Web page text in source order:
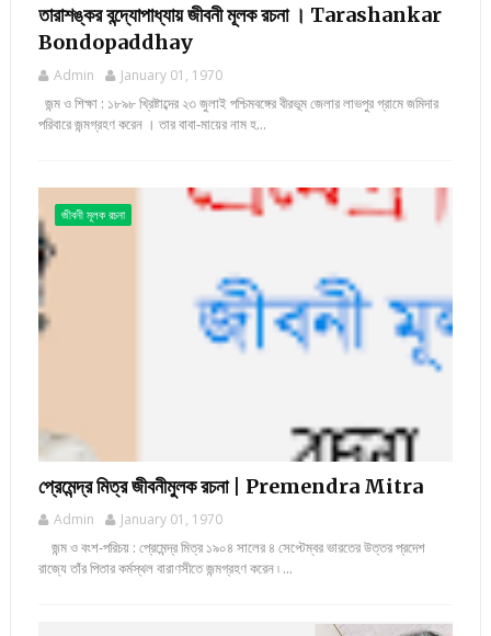
তারাশঙ্কর বন্দ্যোপাধ্যায় জীবনী মূলক রচনা । Tarashankar
Bondopaddhay
Admin January 01, 1970
জন্ম ও শিক্ষা : ১৮৯৮ খ্রিষ্টাব্দের ২৩ জুলাই পশ্চিমবঙ্গের বীরভূম জেলার লাভপুর গ্রামে জমিদার
পরিবারে জন্মগ্রহণ করেন । তার বাবা-মায়ের নাম হ...
জীবনী মূলক রচনা
প্রেমেন্দ্র মিত্র জীবনীমুলক রচনা | Premendra Mitra
Admin January 01, 1970
জন্ম ও বংশ-পরিচয় : প্রেমেন্দ্র মিত্র ১৯০৪ সালের ৪ সেপ্টেম্বর ভারতের উত্তর প্রদেশ
রাজ্যে তাঁর পিতার কর্মস্থল বারাণসীতে জন্মগ্রহণ করেন ৷ ...